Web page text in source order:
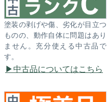
塗装の剥げや傷、劣化が目立つ
ものの、動作自体に問題はあり
ません。充分使える中古品で
す。
中古品についてはこちら